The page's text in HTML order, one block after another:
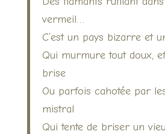
vermeil…
C’est un pays bizarre et
Qui murmure tout doux,
brise
Ou parfois cahotée par
mistral
Qui tente de briser un